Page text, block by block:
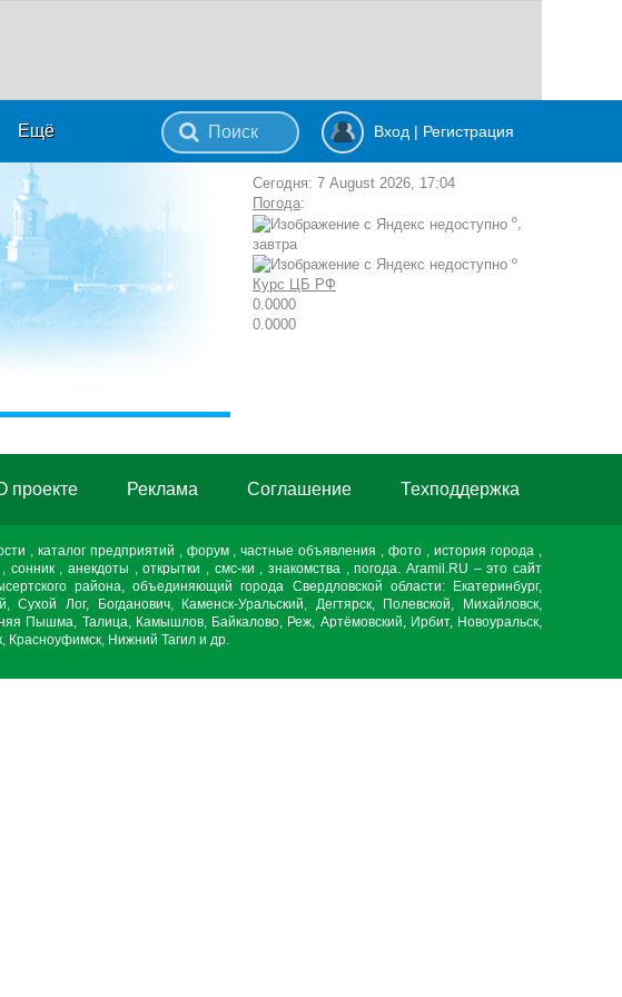
Ещё Вход | Регистрация
Сегодня: 7 August 2026, 17:04
Погода:
º,
завтра
º
Курс ЦБ РФ
0.0000
0.0000
проекте Реклама Cоглашение Техподдержка
, каталог предприятий , форум , частные объявления , фото , история города ,
, сонник , анекдоты , открытки , смс-ки , знакомства , погода. Aramil.RU – это сайт
района, объединяющий города Свердловской области: Екатеринбург,
Сухой Лог, Богданович, Каменск-Уральский, Дегтярск, Полевской, Михайловск,
Пышма, Талица, Камышлов, Байкалово, Реж, Артёмовский, Ирбит, Новоуральск,
Красноуфимск, Нижний Тагил и др.